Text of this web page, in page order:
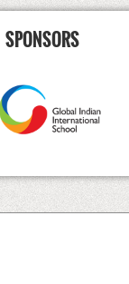
SPONSORS